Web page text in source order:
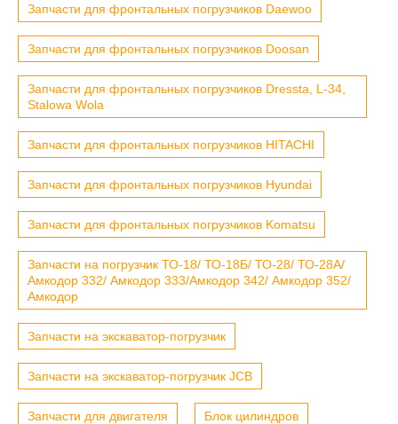
Запчасти для фронтальных погрузчиков Daewoo
Запчасти для фронтальных погрузчиков Doosan
Запчасти для фронтальных погрузчиков Dressta, L-34,
Stalowa Wola
Запчасти для фронтальных погрузчиков HITACHI
Запчасти для фронтальных погрузчиков Hyundai
Запчасти для фронтальных погрузчиков Komatsu
Запчасти на погрузчик ТО-18/ ТО-18Б/ ТО-28/ ТО-28А/
Амкодор 332/ Амкодор 333/Амкодор 342/ Амкодор 352/
Амкодор
Запчасти на экскаватор-погрузчик
Запчасти на экскаватор-погрузчик JCB
Запчасти для двигателя Блок цилиндров